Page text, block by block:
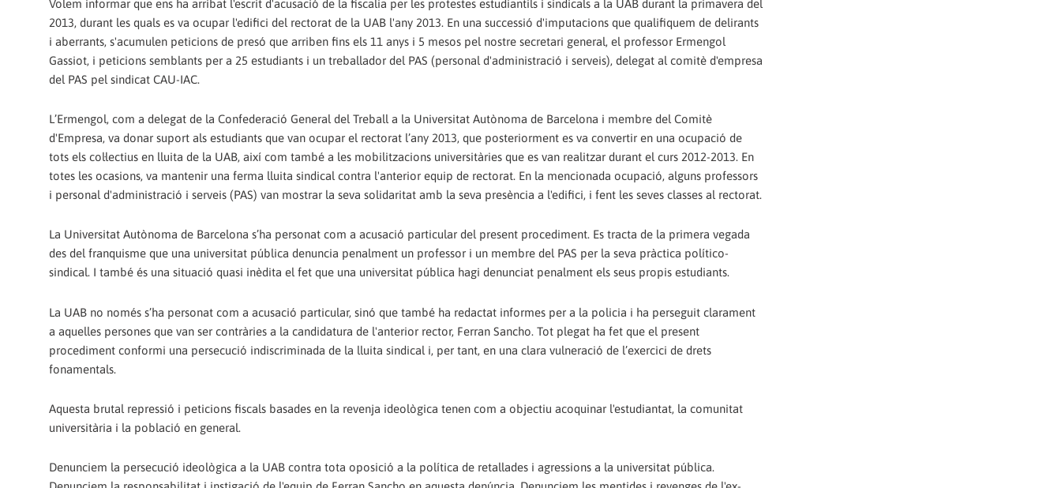
Volem informar que ens ha arribat l'escrit d'acusació de la fiscalia per les protestes estudiantils i sindicals a la UAB durant la primavera del
2013, durant les quals es va ocupar l'edifici del rectorat de la UAB l'any 2013. En una successió d'imputacions que qualifiquem de delirants
i aberrants, s'acumulen peticions de presó que arriben fins els 11 anys i 5 mesos pel nostre secretari general, el professor Ermengol
Gassiot, i peticions semblants per a 25 estudiants i un treballador del PAS (personal d'administració i serveis), delegat al comitè d'empresa
del PAS pel sindicat CAU-IAC.
L’Ermengol, com a delegat de la Confederació General del Treball a la Universitat Autònoma de Barcelona i membre del Comitè
d'Empresa, va donar suport als estudiants que van ocupar el rectorat l’any 2013, que posteriorment es va convertir en una ocupació de
tots els col·lectius en lluita de la UAB, així com també a les mobilitzacions universitàries que es van realitzar durant el curs 2012-2013. En
totes les ocasions, va mantenir una ferma lluita sindical contra l'anterior equip de rectorat. En la mencionada ocupació, alguns professors
i personal d'administració i serveis (PAS) van mostrar la seva solidaritat amb la seva presència a l'edifici, i fent les seves classes al rectorat.
La Universitat Autònoma de Barcelona s’ha personat com a acusació particular del present procediment. Es tracta de la primera vegada
des del franquisme que una universitat pública denuncia penalment un professor i un membre del PAS per la seva pràctica político-
sindical. I també és una situació quasi inèdita el fet que una universitat pública hagi denunciat penalment els seus propis estudiants.
La UAB no només s’ha personat com a acusació particular, sinó que també ha redactat informes per a la policia i ha perseguit clarament
a aquelles persones que van ser contràries a la candidatura de l'anterior rector, Ferran Sancho. Tot plegat ha fet que el present
procediment conformi una persecució indiscriminada de la lluita sindical i, per tant, en una clara vulneració de l’exercici de drets
fonamentals.
Aquesta brutal repressió i peticions fiscals basades en la revenja ideològica tenen com a objectiu acoquinar l'estudiantat, la comunitat
universitària i la població en general.
Denunciem la persecució ideològica a la UAB contra tota oposició a la política de retallades i agressions a la universitat pública.